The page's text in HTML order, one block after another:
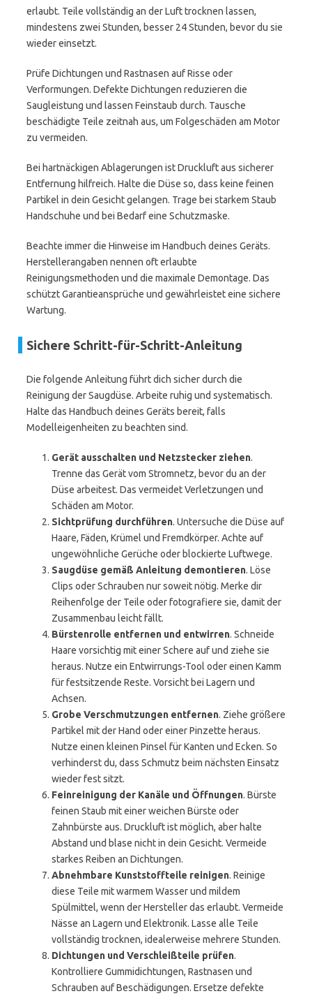
erlaubt. Teile vollständig an der Luft trocknen lassen,
mindestens zwei Stunden, besser 24 Stunden, bevor du sie
wieder einsetzt.
Prüfe Dichtungen und Rastnasen auf Risse oder
Verformungen. Defekte Dichtungen reduzieren die
Saugleistung und lassen Feinstaub durch. Tausche
beschädigte Teile zeitnah aus, um Folgeschäden am Motor
zu vermeiden.
Bei hartnäckigen Ablagerungen ist Druckluft aus sicherer
Entfernung hilfreich. Halte die Düse so, dass keine feinen
Partikel in dein Gesicht gelangen. Trage bei starkem Staub
Handschuhe und bei Bedarf eine Schutzmaske.
Beachte immer die Hinweise im Handbuch deines Geräts.
Herstellerangaben nennen oft erlaubte
Reinigungsmethoden und die maximale Demontage. Das
schützt Garantieansprüche und gewährleistet eine sichere
Wartung.
Sichere Schritt-für-Schritt-Anleitung
Die folgende Anleitung führt dich sicher durch die
Reinigung der Saugdüse. Arbeite ruhig und systematisch.
Halte das Handbuch deines Geräts bereit, falls
Modelleigenheiten zu beachten sind.
Gerät ausschalten und Netzstecker ziehen.
Trenne das Gerät vom Stromnetz, bevor du an der
Düse arbeitest. Das vermeidet Verletzungen und
Schäden am Motor.
Sichtprüfung durchführen. Untersuche die Düse auf
Haare, Fäden, Krümel und Fremdkörper. Achte auf
ungewöhnliche Gerüche oder blockierte Luftwege.
Saugdüse gemäß Anleitung demontieren. Löse
Clips oder Schrauben nur soweit nötig. Merke dir
Reihenfolge der Teile oder fotografiere sie, damit der
Zusammenbau leicht fällt.
Bürstenrolle entfernen und entwirren. Schneide
Haare vorsichtig mit einer Schere auf und ziehe sie
heraus. Nutze ein Entwirrungs-Tool oder einen Kamm
für festsitzende Reste. Vorsicht bei Lagern und
Achsen.
Grobe Verschmutzungen entfernen. Ziehe größere
Partikel mit der Hand oder einer Pinzette heraus.
Nutze einen kleinen Pinsel für Kanten und Ecken. So
verhinderst du, dass Schmutz beim nächsten Einsatz
wieder fest sitzt.
Feinreinigung der Kanäle und Öffnungen. Bürste
feinen Staub mit einer weichen Bürste oder
Zahnbürste aus. Druckluft ist möglich, aber halte
Abstand und blase nicht in dein Gesicht. Vermeide
starkes Reiben an Dichtungen.
Abnehmbare Kunststoffteile reinigen. Reinige
diese Teile mit warmem Wasser und mildem
Spülmittel, wenn der Hersteller das erlaubt. Vermeide
Nässe an Lagern und Elektronik. Lasse alle Teile
vollständig trocknen, idealerweise mehrere Stunden.
Dichtungen und Verschleißteile prüfen.
Kontrolliere Gummidichtungen, Rastnasen und
Schrauben auf Beschädigungen. Ersetze defekte